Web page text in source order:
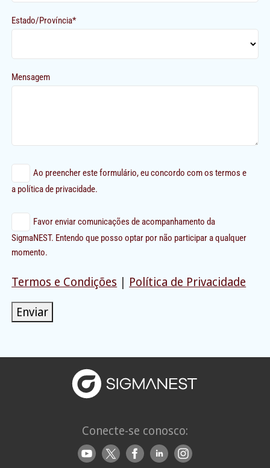
Estado/Província*
Mensagem
Ao preencher este formulário, eu concordo com os termos e
a política de privacidade.
Favor enviar comunicações de acompanhamento da
SigmaNEST. Entendo que posso optar por não participar a qualquer
momento.
Termos e Condições | Política de Privacidade
Enviar
Conecte-se conosco: